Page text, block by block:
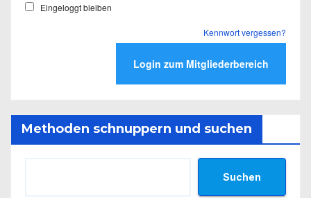
Eingeloggt bleiben
Kennwort vergessen?
Methoden schnuppern und suchen
Suchen